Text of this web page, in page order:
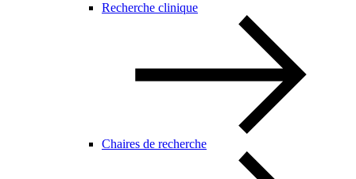
Recherche clinique
Chaires de recherche